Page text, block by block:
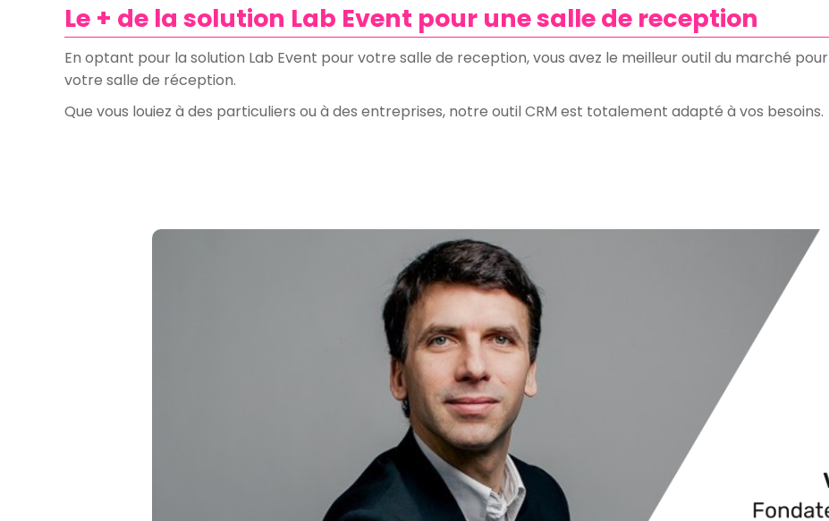
Le + de la solution Lab Event pour une salle de reception
En optant pour la solution Lab Event pour votre salle de reception, vous avez le meilleur outil du marché pour
votre salle de réception.
Que vous louiez à des particuliers ou à des entreprises, notre outil CRM est totalement adapté à vos besoins.